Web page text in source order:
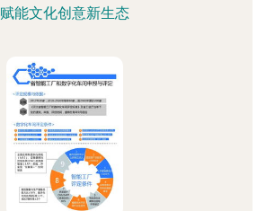
赋能文化创意新生态